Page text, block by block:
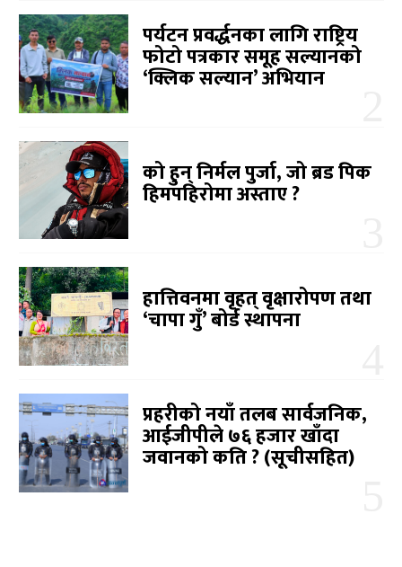
पर्यटन प्रवर्द्धनका लागि राष्ट्रिय
फोटो पत्रकार समूह सल्यानको
‘क्लिक सल्यान’ अभियान
को हुन् निर्मल पुर्जा, जो ब्रड पिक
हिमपहिरोमा अस्ताए ?
हात्तिवनमा वृहत् वृक्षारोपण तथा
‘चापा गुँ’ बोर्ड स्थापना
प्रहरीको नयाँ तलब सार्वजनिक,
आईजीपीले ७६ हजार खाँदा
जवानको कति ? (सूचीसहित)